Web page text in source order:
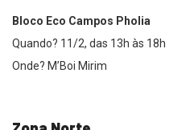
Bloco Eco Campos Pholia
Quando? 11/2, das 13h às 18h
Onde? M’Boi Mirim